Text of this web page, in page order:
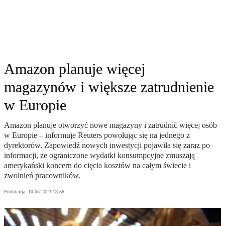
Amazon planuje więcej
magazynów i większe zatrudnienie
w Europie
Amazon planuje otworzyć nowe magazyny i zatrudnić więcej osób
w Europie – informuje Reuters powołując się na jednego z
dyrektorów. Zapowiedź nowych inwestycji pojawiła się zaraz po
informacji, że ograniczone wydatki konsumpcyjne zmuszają
amerykański koncern do cięcia kosztów na całym świecie i
zwolnień pracowników.
Publikacja: 10.05.2023 18:56